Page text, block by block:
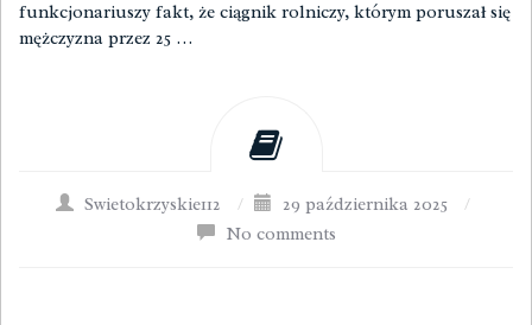
funkcjonariuszy fakt, że ciągnik rolniczy, którym poruszał się
mężczyzna przez 25 …
Swietokrzyskie112 / 29 października 2025
/
No comments